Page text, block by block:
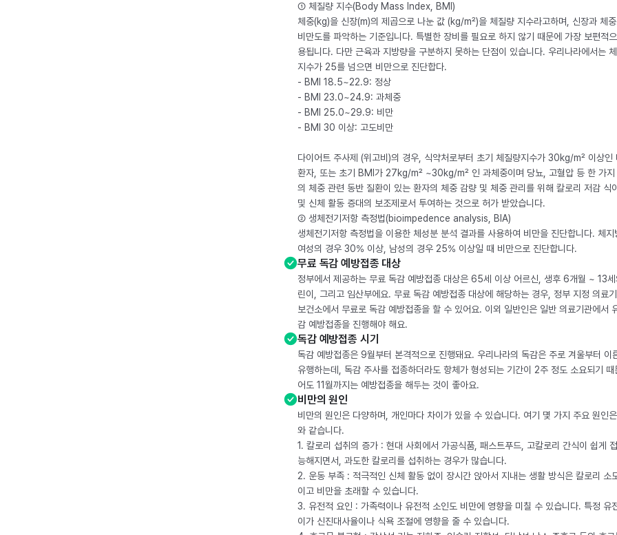
① 체질량 지수(Body Mass Index, BMI)
체중(kg)을 신장(m)의 제곱으로 나눈 값 (kg/m²)을 체질량 지수라고하며, 신장과 체
비만도를 파악하는 기준입니다. 특별한 장비를 필요로 하지 않기 때문에 가장 보편적
용됩니다. 다만 근육과 지방량을 구분하지 못하는 단점이 있습니다. 우리나라에서는
지수가 25를 넘으면 비만으로 진단합다.
- BMI 18.5~22.9: 정상
- BMI 23.0~24.9: 과체중
- BMI 25.0~29.9: 비만
- BMI 30 이상: 고도비만
다이어트 주사제 (위고비)의 경우, 식약처로부터 초기 체질량지수가 30kg/m² 이상인
환자, 또는 초기 BMI가 27kg/m² ~30kg/m² 인 과체중이며 당뇨, 고혈압 등 한 가지
의 체중 관련 동반 질환이 있는 환자의 체중 감량 및 체중 관리를 위해 칼로리 저감 식
및 신체 활동 증대의 보조제로서 투여하는 것으로 허가 받았습니다.
② 생체전기저항 측정법(bioimpedence analysis, BIA)
생체전기저항 측정법을 이용한 체성분 분석 결과를 사용하여 비만을 진단합니다. 체지
여성의 경우 30% 이상, 남성의 경우 25% 이상일 때 비만으로 진단합니다.
무료 독감 예방접종 대상
정부에서 제공하는 무료 독감 예방접종 대상은 65세 이상 어르신, 생후 6개월 ~ 13
린이, 그리고 임산부에요. 무료 독감 예방접종 대상에 해당하는 경우, 정부 지정 의료
보건소에서 무료로 독감 예방접종을 할 수 있어요. 이외 일반인은 일반 의료기관에서
감 예방접종을 진행해야 해요.
독감 예방접종 시기
독감 예방접종은 9월부터 본격적으로 진행돼요. 우리나라의 독감은 주로 겨울부터 이
유행하는데, 독감 주사를 접종하더라도 항체가 형성되는 기간이 2주 정도 소요되기 때
어도 11월까지는 예방접종을 해두는 것이 좋아요.
비만의 원인
비만의 원인은 다양하며, 개인마다 차이가 있을 수 있습니다. 여기 몇 가지 주요 원인
와 같습니다.
1. 칼로리 섭취의 증가 : 현대 사회에서 가공식품, 패스트푸드, 고칼로리 간식이 쉽게
능해지면서, 과도한 칼로리를 섭취하는 경우가 많습니다.
2. 운동 부족 : 적극적인 신체 활동 없이 장시간 앉아서 지내는 생활 방식은 칼로리 소
이고 비만을 초래할 수 있습니다.
3. 유전적 요인 : 가족력이나 유전적 소인도 비만에 영향을 미칠 수 있습니다. 특정 유
이가 신진대사율이나 식욕 조절에 영향을 줄 수 있습니다.